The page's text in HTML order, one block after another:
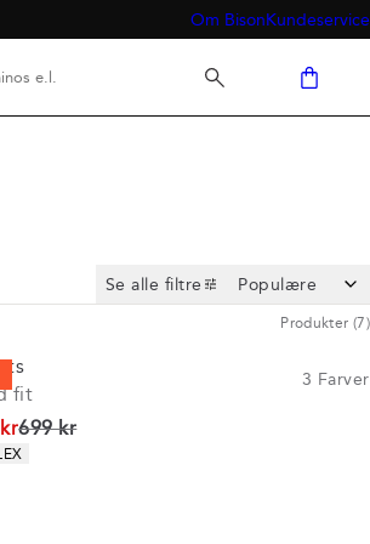
Om BisonKundeservice
Se alle filtre
Produkter (7)
fit
3 Farver
I alt (uden rabat)
699 kr